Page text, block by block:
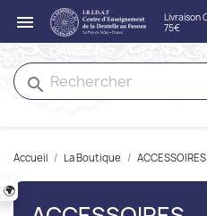
🌍

search
Accueil La Boutique ACCESSOIRES